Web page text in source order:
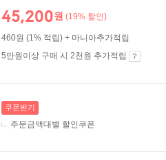
45,200원 (19% 할인)
460원 (1% 적립) + 마니아추가적립
5만원이상 구매 시 2천원 추가적립
쿠폰받기
주문금액대별 할인쿠폰